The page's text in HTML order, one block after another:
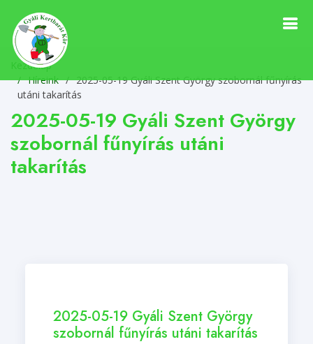
Kezdőlap
Híreink / 2025-05-19 Gyáli Szent György szobornál fűnyírás
utáni takarítás
2025-05-19 Gyáli Szent György
szobornál fűnyírás utáni
takarítás
2025-05-19 Gyáli Szent György
szobornál fűnyírás utáni takarítás